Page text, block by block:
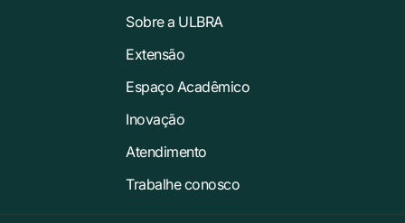
Sobre a ULBRA
Extensão
Espaço Acadêmico
Inovação
Atendimento
Trabalhe conosco